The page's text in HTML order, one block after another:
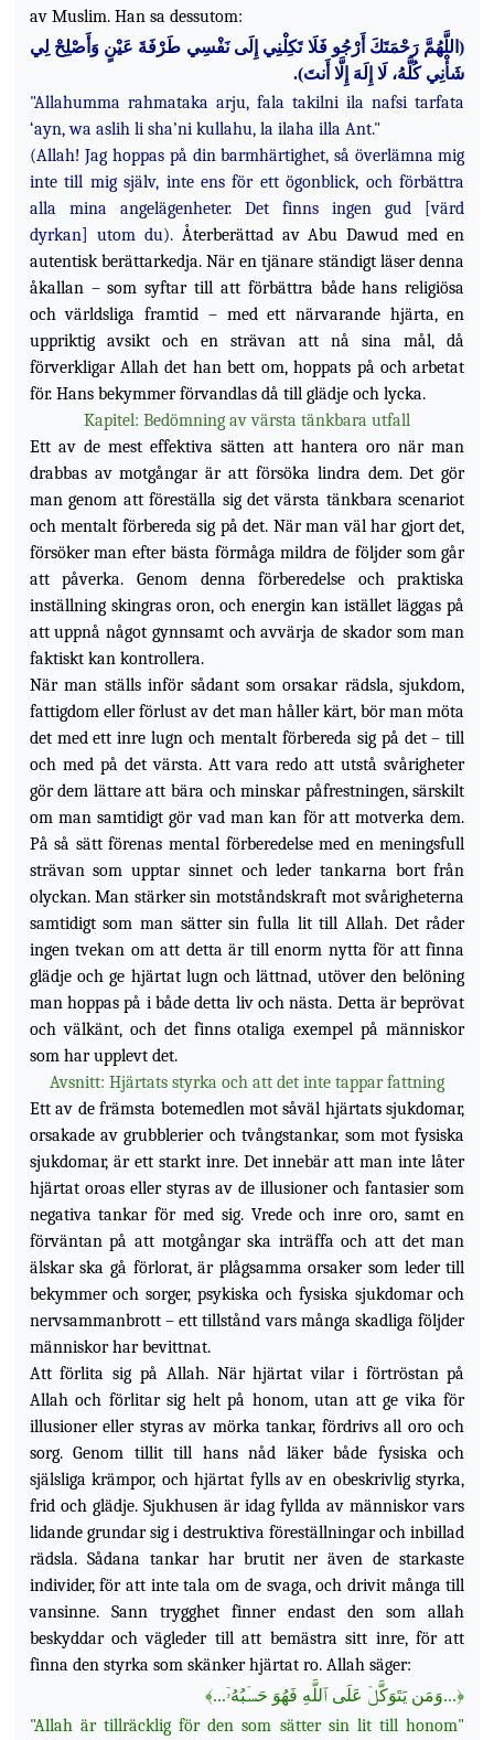
av Muslim. Han sa dessutom:
(اللَّهُمَّ رَحْمَتَكَ أَرْجُو فَلَا تَكِلْنِي إِلَى نَفْسِي طَرْفَةَ عَيْنٍ وَأَصْلِحْ لِي
شَأْنِي كُلَّهُ، لَا إِلَهَ إِلَّا أَنتَ).
"Allahumma rahmataka arju, fala takilni ila nafsi tarfata
‘ayn, wa aslih li sha’ni kullahu, la ilaha illa Ant."
(Allah! Jag hoppas på din barmhärtighet, så överlämna mig
inte till mig själv, inte ens för ett ögonblick, och förbättra
alla mina angelägenheter. Det finns ingen gud [värd
dyrkan] utom du).Återberättad av Abu Dawud med en
autentisk berättarkedja. När en tjänare ständigt läser denna
åkallan – som syftar till att förbättra både hans religiösa
och världsliga framtid – med ett närvarande hjärta, en
uppriktig avsikt och en strävan att nå sina mål, då
förverkligar Allah det han bett om, hoppats på och arbetat
för. Hans bekymmer förvandlas då till glädje och lycka.
Kapitel: Bedömning av värsta tänkbara utfall
Ett av de mest effektiva sätten att hantera oro när man
drabbas av motgångar är att försöka lindra dem. Det gör
man genom att föreställa sig det värsta tänkbara scenariot
och mentalt förbereda sig på det. När man väl har gjort det,
försöker man efter bästa förmåga mildra de följder som går
att påverka. Genom denna förberedelse och praktiska
inställning skingras oron, och energin kan istället läggas på
att uppnå något gynnsamt och avvärja de skador som man
faktiskt kan kontrollera.
När man ställs inför sådant som orsakar rädsla, sjukdom,
fattigdom eller förlust av det man håller kärt, bör man möta
det med ett inre lugn och mentalt förbereda sig på det – till
och med på det värsta. Att vara redo att utstå svårigheter
gör dem lättare att bära och minskar påfrestningen, särskilt
om man samtidigt gör vad man kan för att motverka dem.
På så sätt förenas mental förberedelse med en meningsfull
strävan som upptar sinnet och leder tankarna bort från
olyckan. Man stärker sin motståndskraft mot svårigheterna
samtidigt som man sätter sin fulla lit till Allah. Det råder
ingen tvekan om att detta är till enorm nytta för att finna
glädje och ge hjärtat lugn och lättnad, utöver den belöning
man hoppas på i både detta liv och nästa. Detta är beprövat
och välkänt, och det finns otaliga exempel på människor
som har upplevt det.
Avsnitt: Hjärtats styrka och att det inte tappar fattning
Ett av de främsta botemedlen mot såväl hjärtats sjukdomar,
orsakade av grubblerier och tvångstankar, som mot fysiska
sjukdomar, är ett starkt inre. Det innebär att man inte låter
hjärtat oroas eller styras av de illusioner och fantasier som
negativa tankar för med sig. Vrede och inre oro, samt en
förväntan på att motgångar ska inträffa och att det man
älskar ska gå förlorat, är plågsammaorsaker som leder till
bekymmer och sorger, psykiska och fysiska sjukdomar och
nervsammanbrott – ett tillstånd vars många skadliga följder
människor har bevittnat.
Att förlita sig på Allah. När hjärtat vilar i förtröstan på
Allah och förlitar sig helt på honom, utan att ge vika för
illusioner eller styras av mörka tankar, fördrivs all oro och
sorg. Genom tillit till hans nåd läker både fysiska och
själsliga krämpor, och hjärtat fylls av en obeskrivlig styrka,
frid och glädje. Sjukhusen är idag fyllda av människor vars
lidande grundar sig i destruktiva föreställningar och inbillad
rädsla. Sådana tankar har brutit ner även de starkaste
individer, för att inte tala om de svaga, och drivit många till
vansinne. Sann trygghet finner endast den som allah
beskyddar och vägleder till att bemästra sitt inre, för att
finna den styrka som skänker hjärtat ro. Allah säger:
﴿...وَمَن يَتَوَكَّلۡ عَلَى ٱللَّهِ فَهُوَ حَسۡبُهُۥٓ...﴾
"Allah är tillräcklig för den som sätter sin lit till honom"